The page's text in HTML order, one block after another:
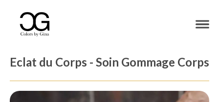
Eclat du Corps - Soin Gommage Corps